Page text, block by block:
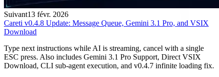
Suivant13 févr. 2026
Careti v0.4.8 Update: Message Queue, Gemini 3.1 Pro, and VSIX
Download
Type next instructions while AI is streaming, cancel with a single
ESC press. Also includes Gemini 3.1 Pro Support, Direct VSIX
Download, CLI sub-agent execution, and v0.4.7 infinite loading fix.